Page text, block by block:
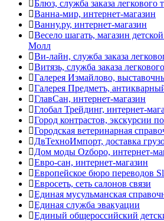
Блюз, служба заказа легкового
Ванна-мир, интернет-магазин
Ванну.ру, интернет-магазин
Весело шагать, магазин
Молл
Ви-лайн, служба заказа
Витязь, служба заказа
Галерея Измайлово,
Галерея Предметъ,
ГлавСан, интернет-магазин
Глобал Трейдинг, интернет-
Город контрастов, экскурсии
Городская ветеринарная
ДвТехноИмпорт, доставка
Дом моды Оzборо, интернет-
Евро-сан, интернет-магазин
Европейское бюро переводов
Евросеть, сеть салонов связи
Единая мусульманская
Единая служба эвакуации
Единый общероссийский